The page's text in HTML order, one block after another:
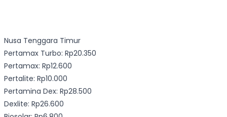
Nusa Tenggara Timur
Pertamax Turbo: Rp20.350
Pertamax: Rp12.600
Pertalite: Rp10.000
Pertamina Dex: Rp28.500
Dexlite: Rp26.600